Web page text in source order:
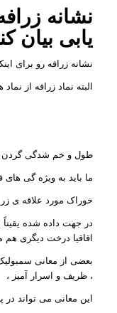
نشانه
یابی بیان
نشانه زرافه رو برای
البته نماد زرافه از
طول و خم شدگی گردن
ما باید به ویژه گی های
خوراک مورد علاقه ی
در جهت داده شده یقیناً
اقاقیا درخت دیگری هم
بعضی از معانی
، ظریف و اسرار آمیز ،
این معانی می تواند در